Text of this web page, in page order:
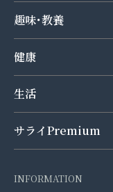
趣味･教養
健康
生活
サライPremium
INFORMATION